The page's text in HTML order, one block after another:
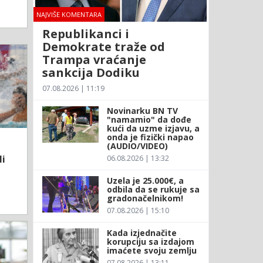
NAJVIŠE KOMENTARA
Republikanci i
Demokrate traže od
Trampa vraćanje
sankcija Dodiku
07.08.2026 | 11:19
Novinarku BN TV
"namamio" da dođe
kući da uzme izjavu, a
onda je fizički napao
(AUDIO/VIDEO)
06.08.2026 | 13:32
Uzela je 25.000€, a
odbila da se rukuje sa
gradonačelnikom!
07.08.2026 | 15:10
Kada izjednačite
korupciju sa izdajom
imaćete svoju zemlju